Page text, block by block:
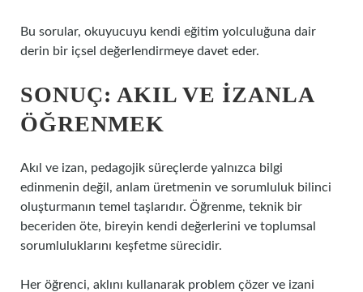
Bu sorular, okuyucuyu kendi eğitim yolculuğuna dair
derin bir içsel değerlendirmeye davet eder.
SONUÇ: AKIL VE İZANLA
ÖĞRENMEK
Akıl ve izan, pedagojik süreçlerde yalnızca bilgi
edinmenin değil, anlam üretmenin ve sorumluluk bilinci
oluşturmanın temel taşlarıdır. Öğrenme, teknik bir
beceriden öte, bireyin kendi değerlerini ve toplumsal
sorumluluklarını keşfetme sürecidir.
Her öğrenci, aklını kullanarak problem çözer ve izani